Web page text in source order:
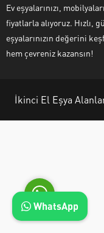
Ev eşyalarınızı,
fiyatlarla alıyoruz. Hızlı,
eşyalarınızın değerini
hem çevreniz kazansın!
İkinci El Eşya
Ayşe
WhatsApp